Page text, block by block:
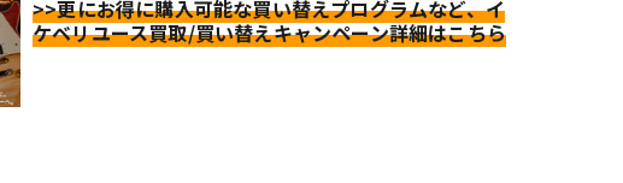
>>更にお得に購入可能な買い替えプログラムなど、イ
ケベリユース買取/買い替えキャンペーン詳細はこちら